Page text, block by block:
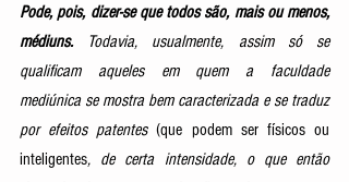
Pode, pois, dizer-se que todos são, mais ou menos,
médiuns. Todavia, usualmente, assim só se
qualificam aqueles em quem a faculdade
mediúnica se mostra bem caracterizada e se traduz
por efeitos patentes (que podem ser físicos ou
inteligentes, de certa intensidade, o que então